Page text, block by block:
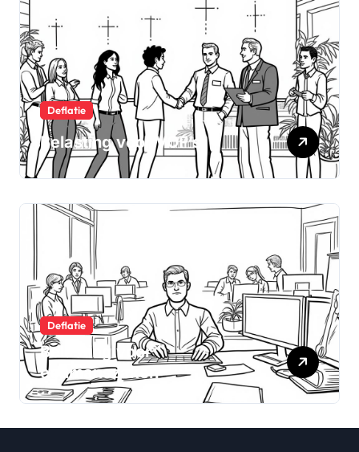
Deflatie
Belasting voor VOF’s
Deflatie
Belasting voor
eenmanszaken